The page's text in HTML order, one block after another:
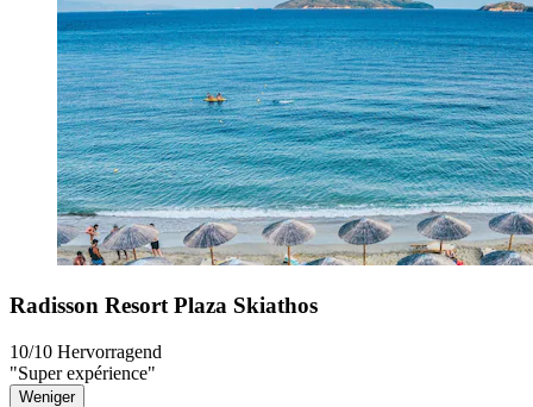
Radisson Resort Plaza Skiathos
10/10 Hervorragend
"Super expérience"
Weniger